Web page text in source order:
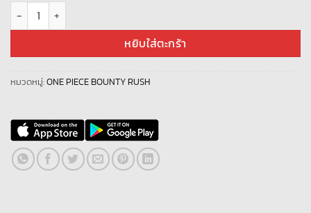
จำนวน ID ONE PIECE BOUNTY RUSH [Asia] + อุตะ + เพชร 5000+ เศษท
หยิบใส่ตะกร้า
หมวดหมู่:ONE PIECE BOUNTY RUSH